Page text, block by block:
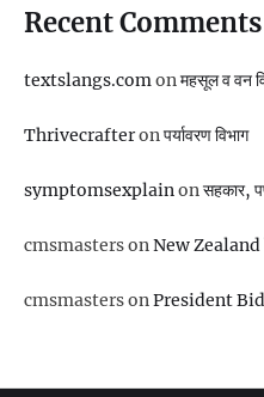
Recent Comments
textslangs.comonमहसूल व वन
Thrivecrafteronपर्यावरण विभाग
symptomsexplainonसहकार,
cmsmastersonNew
cmsmastersonPresident